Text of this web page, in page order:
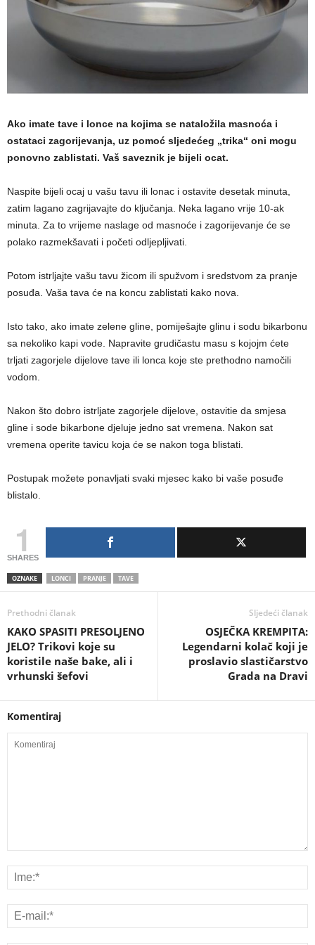
Ako imate tave i lonce na kojima se nataložila masnoća i
ostataci zagorijevanja, uz pomoć sljedećeg „trika“ oni mogu
ponovno zablistati. Vaš saveznik je bijeli ocat.
Naspite bijeli ocaj u vašu tavu ili lonac i ostavite desetak minuta,
zatim lagano zagrijavajte do ključanja. Neka lagano vrije 10-ak
minuta. Za to vrijeme naslage od masnoće i zagorijevanje će se
polako razmekšavati i početi odljepljivati.
Potom istrljajte vašu tavu žicom ili spužvom i sredstvom za pranje
posuđa. Vaša tava će na koncu zablistati kako nova.
Isto tako, ako imate zelene gline, pomiješajte glinu i sodu bikarbonu
sa nekoliko kapi vode. Napravite grudičastu masu s kojojm ćete
trljati zagorjele dijelove tave ili lonca koje ste prethodno namočili
vodom.
Nakon što dobro istrljate zagorjele dijelove, ostavitie da smjesa
gline i sode bikarbone djeluje jedno sat vremena. Nakon sat
vremena operite tavicu koja će se nakon toga blistati.
Postupak možete ponavljati svaki mjesec kako bi vaše posuđe
blistalo.
1
SHARES
OZNAKE LONCI PRANJE TAVE
Prethodni članak
KAKO SPASITI PRESOLJENO
JELO? Trikovi koje su
koristile naše bake, ali i
vrhunski šefovi
Sljedeći članak
OSJEČKA KREMPITA:
Legendarni kolač koji je
proslavio slastičarstvo
Grada na Dravi
Komentiraj